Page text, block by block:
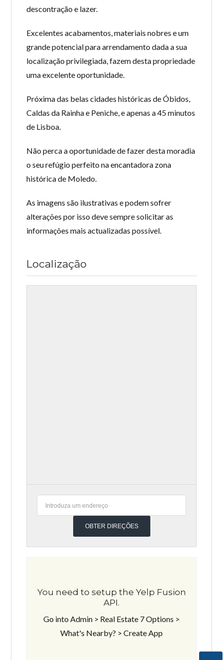
descontração e lazer.
Excelentes acabamentos, materiais nobres e um
grande potencial para arrendamento dada a sua
localização privilegiada, fazem desta propriedade
uma excelente oportunidade.
Próxima das belas cidades históricas de Óbidos,
Caldas da Rainha e Peniche, e apenas a 45 minutos
de Lisboa.
Não perca a oportunidade de fazer desta moradia
o seu refúgio perfeito na encantadora zona
histórica de Moledo.
As imagens são ilustrativas e podem sofrer
alterações por isso deve sempre solicitar as
informações mais actualizadas possível.
Localização
You need to setup the Yelp Fusion
API.
Go into Admin > Real Estate 7 Options >
What's Nearby? > Create App